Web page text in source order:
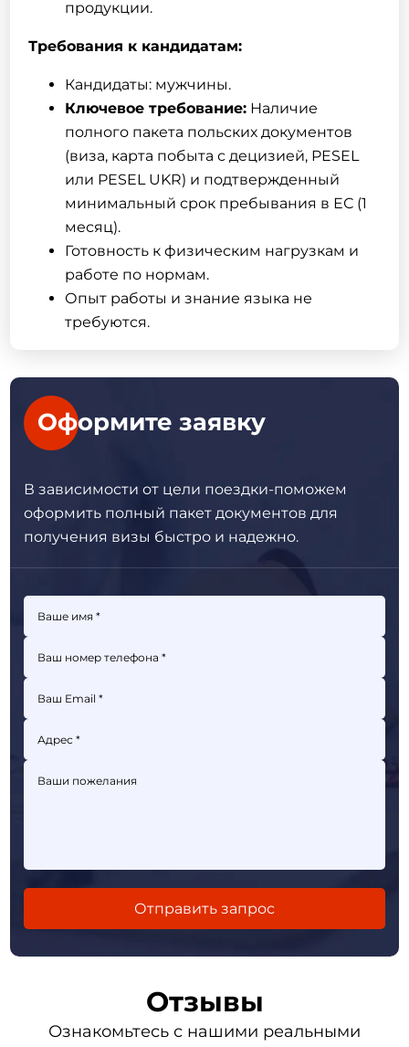
продукции.
Требования к кандидатам:
Кандидаты: мужчины.
Ключевое требование: Наличие
полного пакета польских документов
(виза, карта побыта с децизией, PESEL
или PESEL UKR) и подтвержденный
минимальный срок пребывания в ЕС (1
месяц).
Готовность к физическим нагрузкам и
работе по нормам.
Опыт работы и знание языка не
требуются.
Оформите заявку
В зависимости от цели поездки-поможем
оформить полный пакет документов для
получения визы быстро и надежно.
Отзывы
Ознакомьтесь с нашими реальными